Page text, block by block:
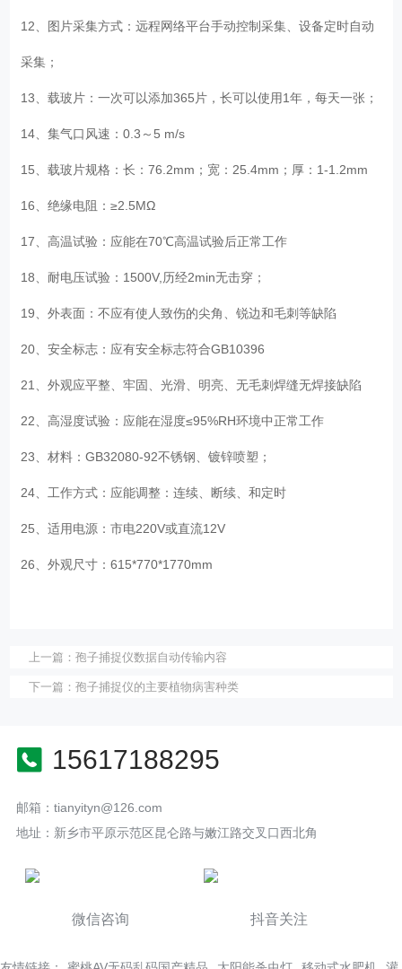
12、图片采集方式：远程网络平台手动控制采集、设备定时自动
采集；
13、载玻片：一次可以添加365片，长可以使用1年，每天一张；
14、集气口风速：0.3～5 m/s
15、载玻片规格：长：76.2mm；宽：25.4mm；厚：1-1.2mm
16、绝缘电阻：≥2.5MΩ
17、高温试验：应能在70℃高温试验后正常工作
18、耐电压试验：1500V,历经2min无击穿；
19、外表面：不应有使人致伤的尖角、锐边和毛刺等缺陷
20、安全标志：应有安全标志符合GB10396
21、外观应平整、牢固、光滑、明亮、无毛刺焊缝无焊接缺陷
22、高湿度试验：应能在湿度≤95%RH环境中正常工作
23、材料：GB32080-92不锈钢、镀锌喷塑；
24、工作方式：应能调整：连续、断续、和定时
25、适用电源：市电220V或直流12V
26、外观尺寸：615*770*1770mm
上一篇： 孢子捕捉仪数据自动传输内容
下一篇： 孢子捕捉仪的主要植物病害种类
15617188295
邮箱：tianyityn@126.com
地址：新乡市平原示范区昆仑路与嫩江路交叉口西北角
微信咨询 抖音关注